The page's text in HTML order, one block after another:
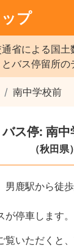
プ
省による国
バス停留所の
南中学校前
バス停: 南中
（秋田県）
男鹿駅から徒
停車します。
覧いただくと